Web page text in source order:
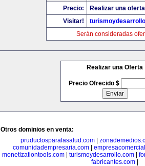
Precio:
Realizar una
Visitar!
Serán consideradas
Realizar una Oferta
Precio Ofrecido $
Otros dominios en venta:
pruductosparalasalud.com|
comunidadempresaria.com
monetizationtools.com| turismoydesarrollo.com|
fabricantes.com